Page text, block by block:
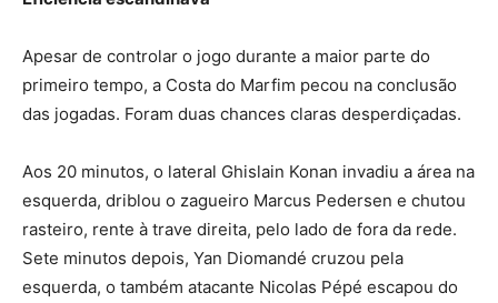
Apesar de controlar o jogo durante a maior parte do
primeiro tempo, a Costa do Marfim pecou na conclusão
das jogadas. Foram duas chances claras desperdiçadas.
Aos 20 minutos, o lateral Ghislain Konan invadiu a área na
esquerda, driblou o zagueiro Marcus Pedersen e chutou
rasteiro, rente à trave direita, pelo lado de fora da rede.
Sete minutos depois, Yan Diomandé cruzou pela
esquerda, o também atacante Nicolas Pépé escapou do